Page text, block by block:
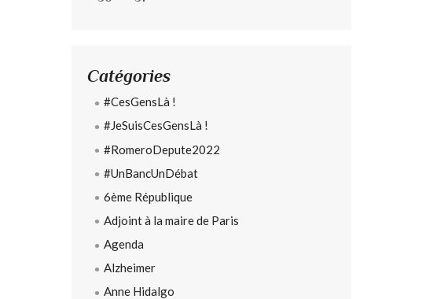
Catégories
#CesGensLà !
#JeSuisCesGensLà !
#RomeroDepute2022
#UnBancUnDébat
6ème République
Adjoint à la maire de Paris
Agenda
Alzheimer
Anne Hidalgo